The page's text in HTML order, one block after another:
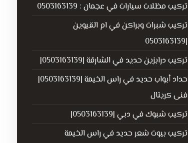
تركيب مظلات سيارات في عجمان : 0503163139
تركيب شبرات وبراكن في ام القيوين
|0503163139
تركيب درابزين حديد في الشارقة |0503163139|
حداد أبواب حديد في راس الخيمة |0503163139|
فنى كريتال
تركيب شبوك في دبي |0503163139|
تركيب بيوت شعر حديد في راس الخيمة